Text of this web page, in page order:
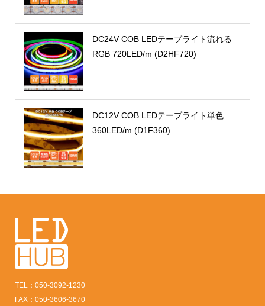
DC24V COB LEDテープライト流れる
RGB 720LED/m (D2HF720)
DC12V COB LEDテープライト単色
360LED/m (D1F360)
TEL：050-3092-1230
FAX：050-3606-3670